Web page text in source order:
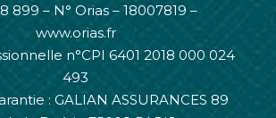
899 – N° Orias – 18007819 –
www.orias.fr
n°CPI 6401 2018 000 024
493
: GALIAN ASSURANCES 89